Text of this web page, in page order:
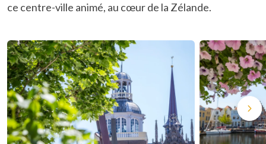
ce centre-ville animé, au cœur de la Zélande.